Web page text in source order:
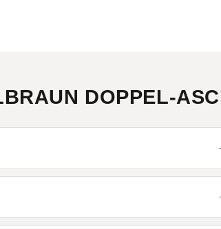
DOPPEL-